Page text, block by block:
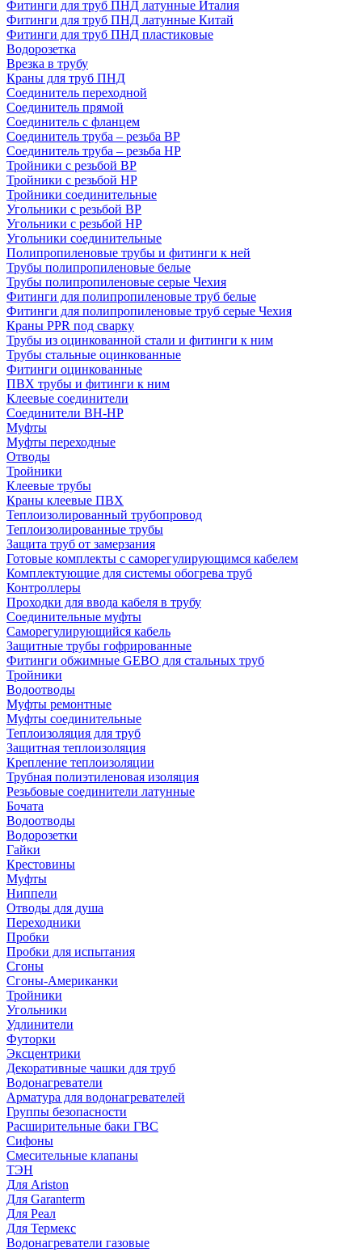
Фитинги для труб ПНД латунные Италия
Фитинги для труб ПНД латунные Китай
Фитинги для труб ПНД пластиковые
Водорозетка
Врезка в трубу
Краны для труб ПНД
Соединитель переходной
Соединитель прямой
Соединитель с фланцем
Соединитель труба – резьба ВР
Соединитель труба – резьба НР
Тройники с резьбой ВР
Тройники с резьбой НР
Тройники соединительные
Угольники с резьбой ВР
Угольники с резьбой НР
Угольники соединительные
Полипропиленовые трубы и фитинги к ней
Трубы полипропиленовые белые
Трубы полипропиленовые серые Чехия
Фитинги для полипропиленовые труб белые
Фитинги для полипропиленовые труб серые Чехия
Краны PPR под сварку
Трубы из оцинкованной стали и фитинги к ним
Трубы стальные оцинкованные
Фитинги оцинкованные
ПВХ трубы и фитинги к ним
Клеевые соединители
Соединители ВН-НР
Муфты
Муфты переходные
Отводы
Тройники
Клеевые трубы
Краны клеевые ПВХ
Теплоизолированный трубопровод
Теплоизолированные трубы
Защита труб от замерзания
Готовые комплекты с саморегулирующимся кабелем
Комплектующие для системы обогрева труб
Контроллеры
Проходки для ввода кабеля в трубу
Соединительные муфты
Саморегулирующийся кабель
Защитные трубы гофрированные
Фитинги обжимные GEBO для стальных труб
Тройники
Водоотводы
Муфты ремонтные
Муфты соединительные
Теплоизоляция для труб
Защитная теплоизоляция
Крепление теплоизоляции
Трубная полиэтиленовая изоляция
Резьбовые соединители латунные
Бочата
Водоотводы
Водорозетки
Гайки
Крестовины
Муфты
Ниппели
Отводы для душа
Переходники
Пробки
Пробки для испытания
Сгоны
Сгоны-Американки
Тройники
Угольники
Удлинители
Футорки
Эксцентрики
Декоративные чашки для труб
Водонагреватели
Арматура для водонагревателей
Группы безопасности
Расширительные баки ГВС
Сифоны
Смесительные клапаны
ТЭН
Для Ariston
Для Garanterm
Для Реал
Для Термекс
Водонагреватели газовые